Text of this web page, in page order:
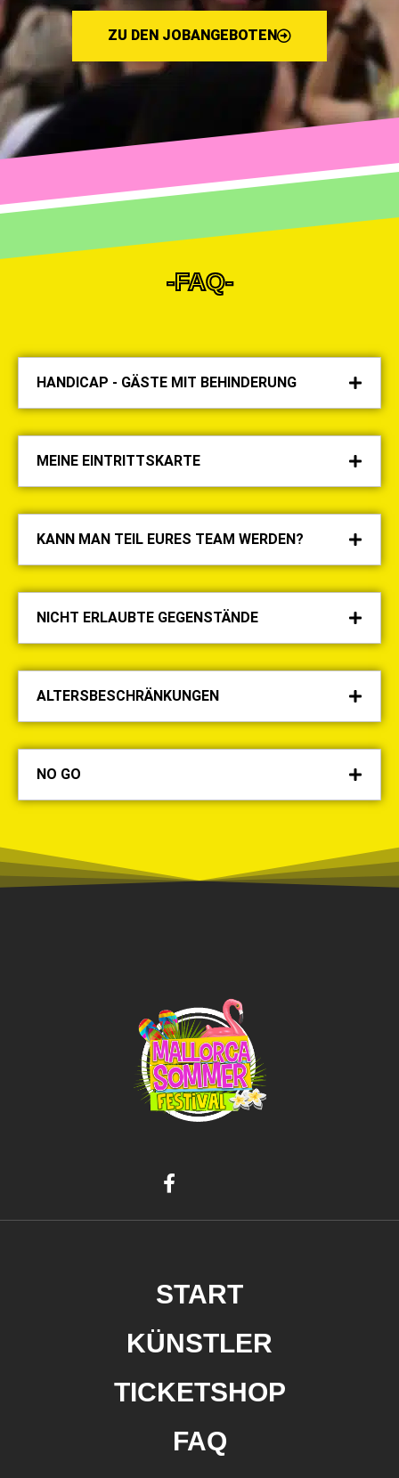
ZU DEN JOBANGEBOTEN
-FAQ-
HANDICAP - GÄSTE MIT BEHINDERUNG
MEINE EINTRITTSKARTE
KANN MAN TEIL EURES TEAM WERDEN?
NICHT ERLAUBTE GEGENSTÄNDE
ALTERSBESCHRÄNKUNGEN
NO GO
START
KÜNSTLER
TICKETSHOP
FAQ